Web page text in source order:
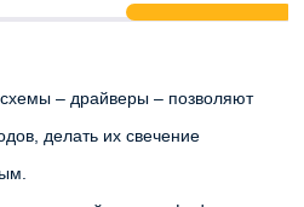
– драйверы – позволяют
делать их свечение